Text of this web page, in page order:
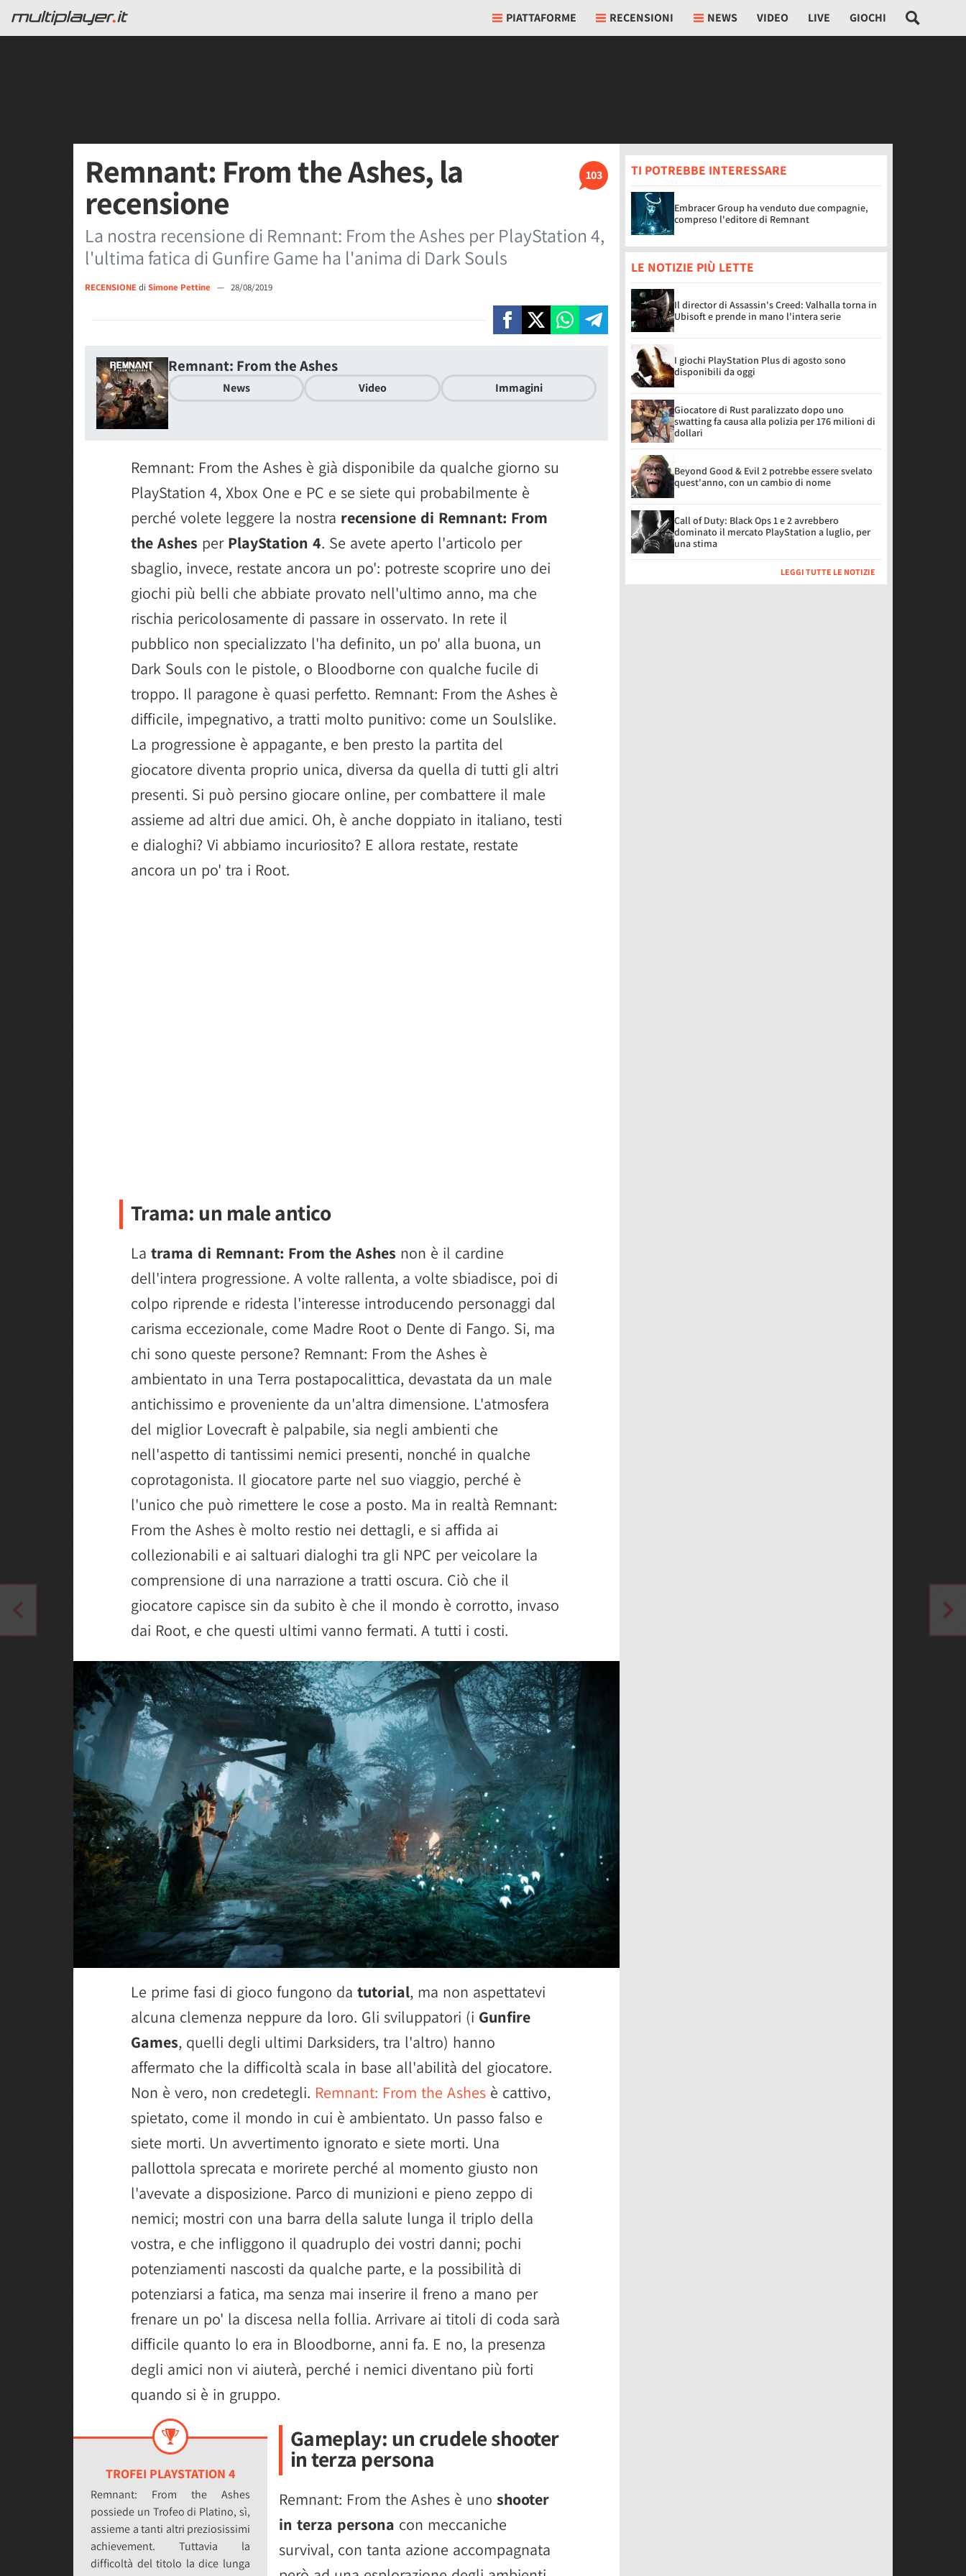
PIATTAFORME RECENSIONI NEWS VIDEO LIVE GIOCHI
103
Remnant: From the Ashes, la
recensione
La nostra recensione di Remnant: From the Ashes per PlayStation 4,
l'ultima fatica di Gunfire Game ha l'anima di Dark Souls
RECENSIONEdi Simone Pettine — 28/08/2019
Remnant: From the Ashes
News Video Immagini
Remnant: From the Ashes è già disponibile da qualche giorno su
PlayStation 4, Xbox One e PC e se siete qui probabilmente è
perché volete leggere la nostra recensione di Remnant: From
the Ashes per PlayStation 4. Se avete aperto l'articolo per
sbaglio, invece, restate ancora un po': potreste scoprire uno dei
giochi più belli che abbiate provato nell'ultimo anno, ma che
rischia pericolosamente di passare in osservato. In rete il
pubblico non specializzato l'ha definito, un po' alla buona, un
Dark Souls con le pistole, o Bloodborne con qualche fucile di
troppo. Il paragone è quasi perfetto. Remnant: From the Ashes è
difficile, impegnativo, a tratti molto punitivo: come un Soulslike.
La progressione è appagante, e ben presto la partita del
giocatore diventa proprio unica, diversa da quella di tutti gli altri
presenti. Si può persino giocare online, per combattere il male
assieme ad altri due amici. Oh, è anche doppiato in italiano, testi
e dialoghi? Vi abbiamo incuriosito? E allora restate, restate
ancora un po' tra i Root.
Trama: un male antico
La trama di Remnant: From the Ashes non è il cardine
dell'intera progressione. A volte rallenta, a volte sbiadisce, poi di
colpo riprende e ridesta l'interesse introducendo personaggi dal
carisma eccezionale, come Madre Root o Dente di Fango. Si, ma
chi sono queste persone? Remnant: From the Ashes è
ambientato in una Terra postapocalittica, devastata da un male
antichissimo e proveniente da un'altra dimensione. L'atmosfera
del miglior Lovecraft è palpabile, sia negli ambienti che
nell'aspetto di tantissimi nemici presenti, nonché in qualche
coprotagonista. Il giocatore parte nel suo viaggio, perché è
l'unico che può rimettere le cose a posto. Ma in realtà Remnant:
From the Ashes è molto restio nei dettagli, e si affida ai
collezionabili e ai saltuari dialoghi tra gli NPC per veicolare la
comprensione di una narrazione a tratti oscura. Ciò che il
giocatore capisce sin da subito è che il mondo è corrotto, invaso
dai Root, e che questi ultimi vanno fermati. A tutti i costi.
Le prime fasi di gioco fungono da tutorial, ma non aspettatevi
alcuna clemenza neppure da loro. Gli sviluppatori (i Gunfire
Games, quelli degli ultimi Darksiders, tra l'altro) hanno
affermato che la difficoltà scala in base all'abilità del giocatore.
Non è vero, non credetegli. Remnant: From the Ashes è cattivo,
spietato, come il mondo in cui è ambientato. Un passo falso e
siete morti. Un avvertimento ignorato e siete morti. Una
pallottola sprecata e morirete perché al momento giusto non
l'avevate a disposizione. Parco di munizioni e pieno zeppo di
nemici; mostri con una barra della salute lunga il triplo della
vostra, e che infliggono il quadruplo dei vostri danni; pochi
potenziamenti nascosti da qualche parte, e la possibilità di
potenziarsi a fatica, ma senza mai inserire il freno a mano per
frenare un po' la discesa nella follia. Arrivare ai titoli di coda sarà
difficile quanto lo era in Bloodborne, anni fa. E no, la presenza
degli amici non vi aiuterà, perché i nemici diventano più forti
quando si è in gruppo.
TROFEI PLAYSTATION 4
Remnant: From the Ashes
possiede un Trofeo di Platino, sì,
assieme a tanti altri preziosissimi
achievement. Tuttavia la
difficoltà del titolo la dice lunga
Gameplay: un crudele shooter
in terza persona
Remnant: From the Ashes è uno shooter
in terza persona con meccaniche
survival, con tanta azione accompagnata
TI POTREBBE INTERESSARE
Embracer Group ha venduto due compagnie,
compreso l'editore di Remnant
LE NOTIZIE PIÙ LETTE
Il director di Assassin's Creed: Valhalla torna in
Ubisoft e prende in mano l'intera serie
I giochi PlayStation Plus di agosto sono
disponibili da oggi
Giocatore di Rust paralizzato dopo uno
swatting fa causa alla polizia per 176 milioni di
dollari
Beyond Good & Evil 2 potrebbe essere svelato
quest'anno, con un cambio di nome
Call of Duty: Black Ops 1 e 2 avrebbero
dominato il mercato PlayStation a luglio, per
una stima
LEGGI TUTTE LE NOTIZIE